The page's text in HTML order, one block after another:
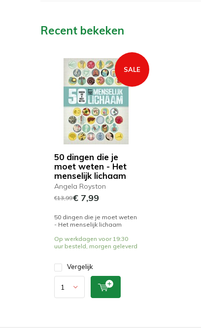
Recent bekeken
SALE
50 dingen die je
moet weten - Het
menselijk lichaam
Angela Royston
€13,99€ 7,99
50 dingen die je moet weten
- Het menselijk lichaam
Op werkdagen voor 19:30
uur besteld, morgen geleverd
Vergelijk